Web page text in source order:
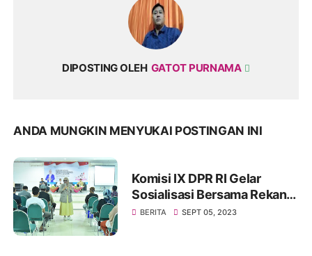
DIPOSTING OLEH GATOT PURNAMA
ANDA MUNGKIN MENYUKAI POSTINGAN INI
Komisi IX DPR RI Gelar
Sosialisasi Bersama Rekan
Mitra Kerjanya BKKBN di
BERITA SEPT 05, 2023